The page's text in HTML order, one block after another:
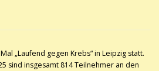
DATENSCHUTZ
„Laufend gegen Krebs“ in Leipzig statt.
sind insgesamt 814 Teilnehmer an den